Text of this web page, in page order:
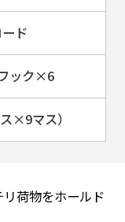
ド
ック×6
×9マス）
荷物をホールド